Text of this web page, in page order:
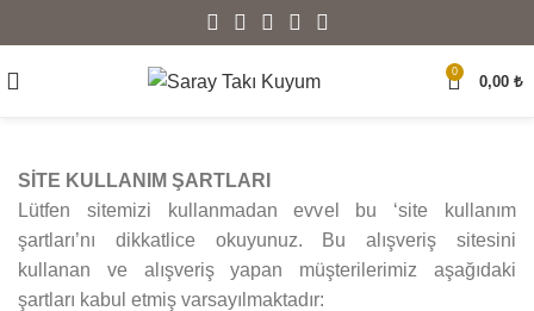
0
0,00 ₺
SİTE KULLANIM ŞARTLARI
Lütfen sitemizi kullanmadan evvel bu ‘site kullanım
şartları’nı dikkatlice okuyunuz. Bu alışveriş sitesini
kullanan ve alışveriş yapan müşterilerimiz aşağıdaki
şartları kabul etmiş varsayılmaktadır: